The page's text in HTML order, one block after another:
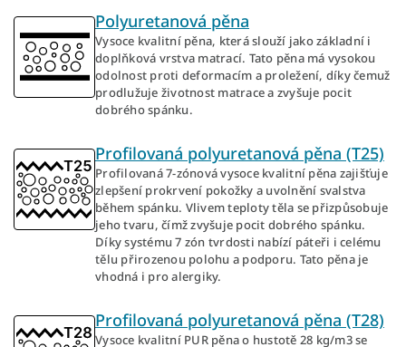
Polyuretanová pěna
Vysoce kvalitní pěna, která slouží jako základní i
doplňková vrstva matrací. Tato pěna má vysokou
odolnost proti deformacím a proležení, díky čemuž
prodlužuje životnost matrace a zvyšuje pocit
dobrého spánku.
Profilovaná polyuretanová pěna (T25)
Profilovaná 7-zónová vysoce kvalitní pěna zajišťuje
zlepšení prokrvení pokožky a uvolnění svalstva
během spánku. Vlivem teploty těla se přizpůsobuje
jeho tvaru, čímž zvyšuje pocit dobrého spánku.
Díky systému 7 zón tvrdosti nabízí páteři i celému
tělu přirozenou polohu a podporu. Tato pěna je
vhodná i pro alergiky.
Profilovaná polyuretanová pěna (T28)
Vysoce kvalitní PUR pěna o hustotě 28 kg/m3 se